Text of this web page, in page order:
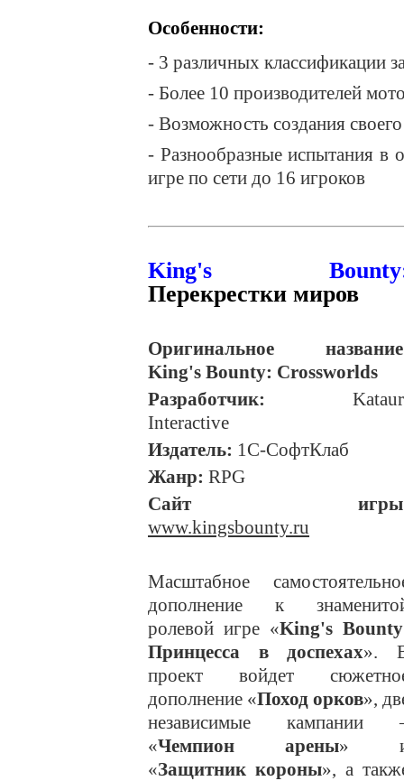
Особенности:
- 3 различных классификации
- Более 10 производителей
- Возможность создания
- Разнообразные испытания в
игре по сети до 16 игроков
King's
Перекрестки миров
Оригинальное
King's Bounty: Crossworlds
Разработчик:
Interactive
Издатель: 1C-СофтКлаб
Жанр: RPG
Сайт
www.kingsbounty.ru
Масштабное
дополнение к
ролевой игре «King's
Принцесса в доспехах».
проект войдет
дополнение «Поход орков»,
независимые кампании
«Чемпион арены»
«Защитник короны», а